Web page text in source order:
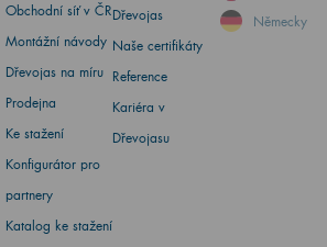
Obchodní síť v ČR
Montážní návody
Dřevojas na míru
Prodejna
Ke stažení
Konfigurátor pro
partnery
Katalog ke stažení
Dřevojas
Naše certifikáty
Reference
Kariéra v
Dřevojasu
Německy